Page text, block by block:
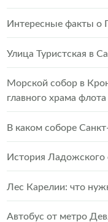
Интересные факты о
Улица Туристская в
Морской собор в
главного храма флота
В каком соборе
История Ладожского
Лес Карелии: что
Автобус от метро